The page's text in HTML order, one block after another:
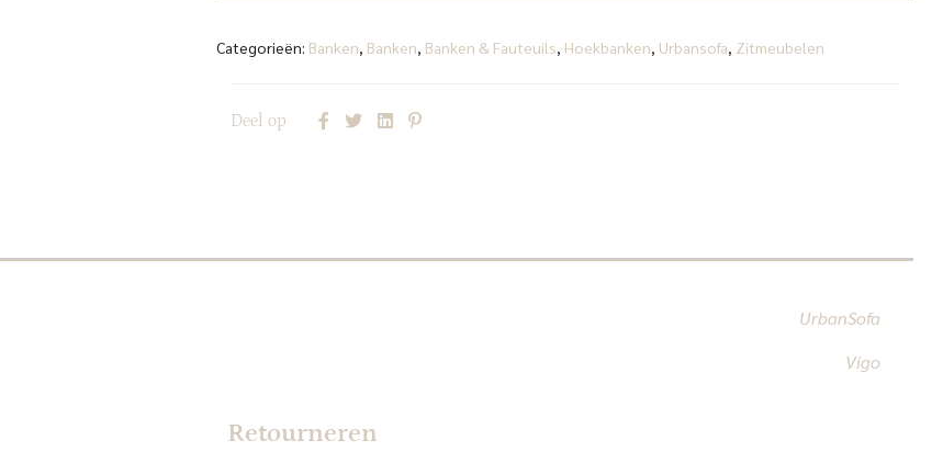
Categorieën: Banken, Banken, Banken & Fauteuils, Hoekbanken, Urbansofa, Zitmeubelen
Deel op
UrbanSofa
Vigo
Retourneren